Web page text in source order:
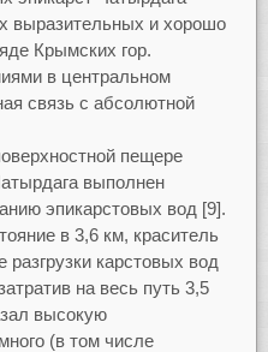
выразительных и хорошо
Крымских гор.
в центральном
связь с абсолютной
пещере
выполнен
эпикарстовых вод [9].
в 3,6 км, краситель
разгрузки карстовых вод
на весь путь 3,5
высокую
(в том числе